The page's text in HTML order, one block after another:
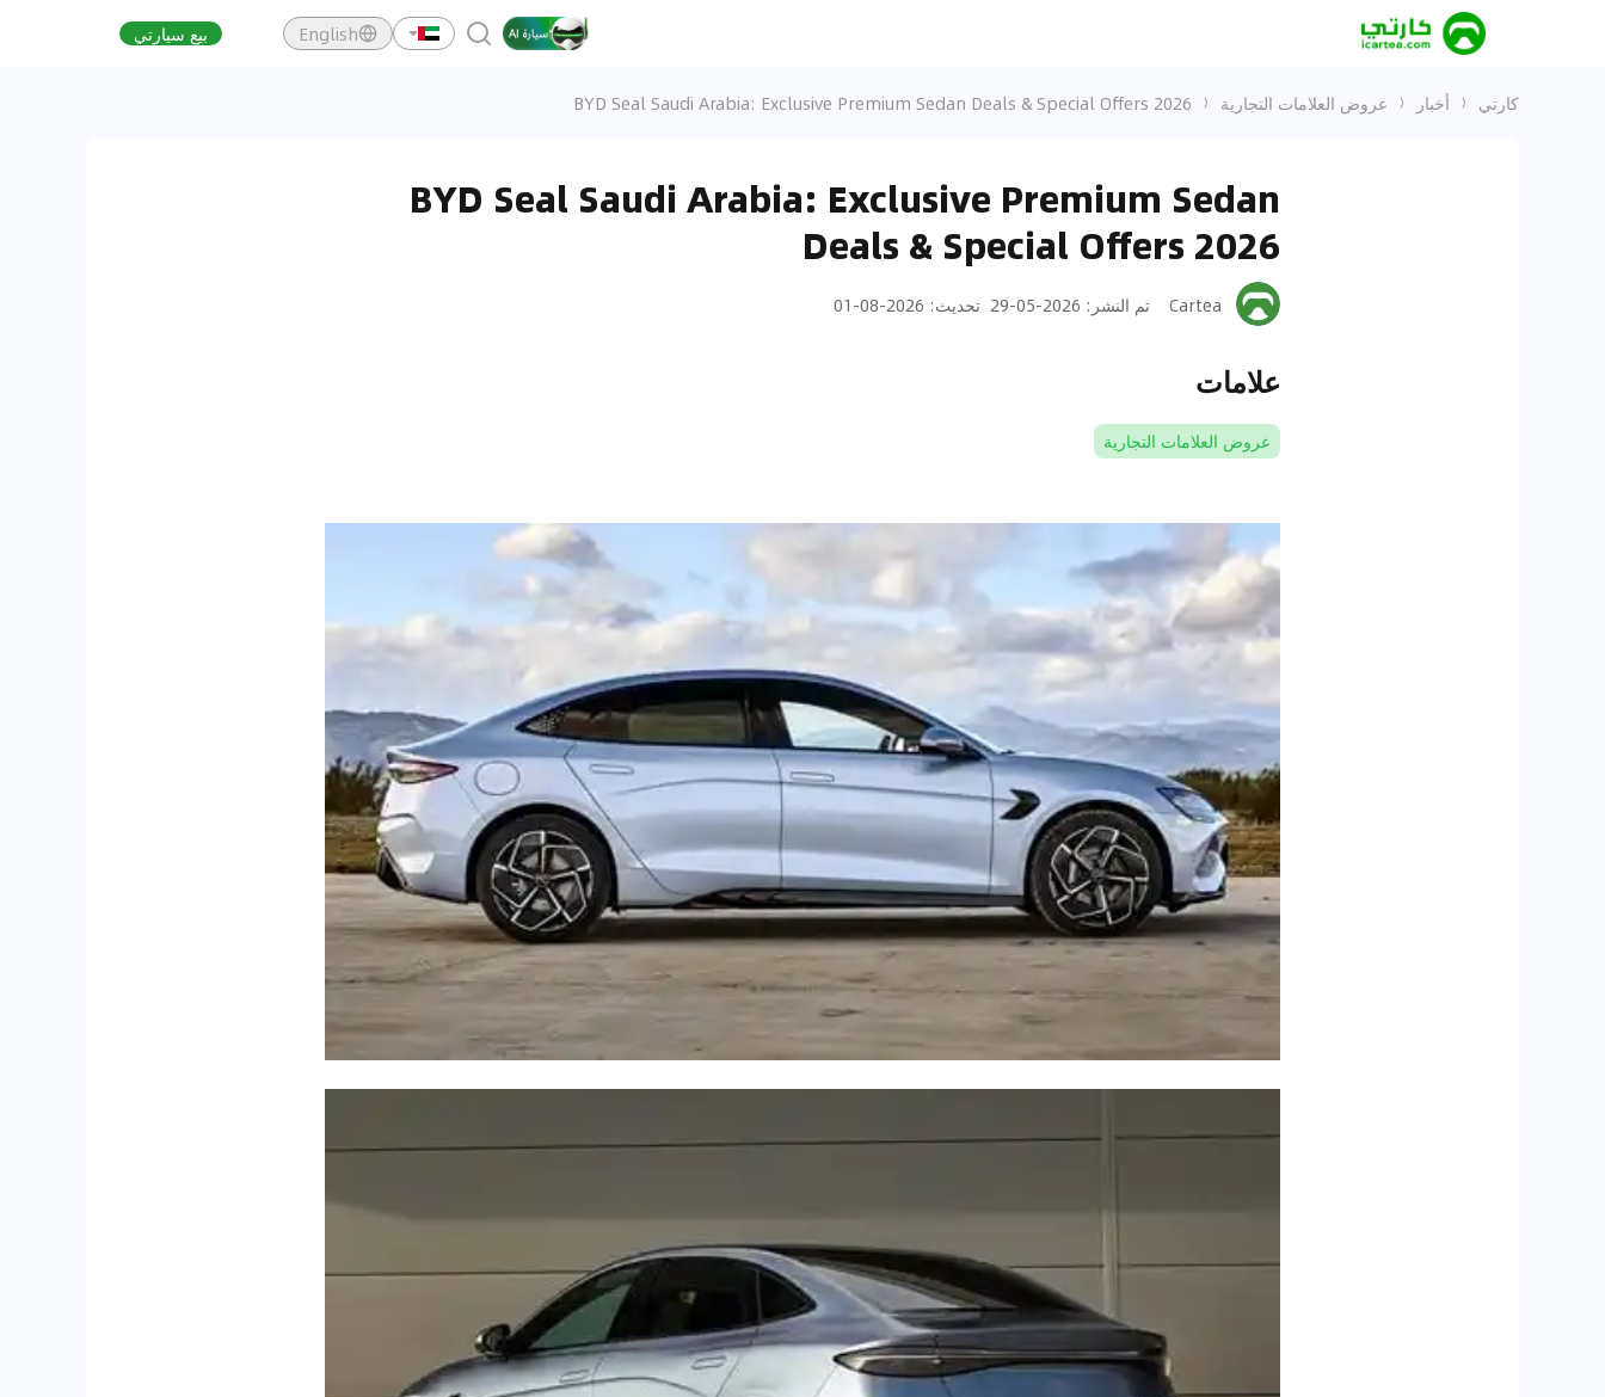
English بيع سيارتي
كارتي أخبار عروض العلامات التجارية BYD Seal Saudi Arabia: Exclusive Premium Sedan Deals & Special Offers 2026
BYD Seal Saudi Arabia: Exclusive Premium Sedan
Deals & Special Offers 2026
Cartea تم النشر :
2026-05-29 تحديث:
2026-08-01
علامات
عروض العلامات التجارية